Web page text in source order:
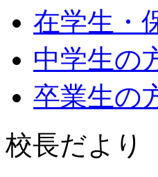
在学生・
中学生の
卒業生の
校長だより